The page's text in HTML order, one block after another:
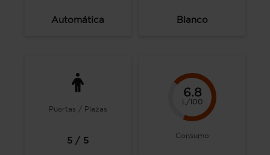
Automática Blanco
Puertas / Plazas
5 / 5
6.8
L/100
Consumo